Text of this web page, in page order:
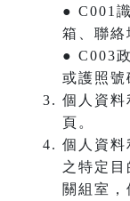
● C001
箱、聯絡
● C003
或護照號
個人資料
頁。
個人資料
之特定
關組室，